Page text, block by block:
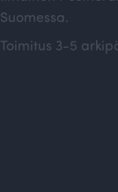
Suomessa.
Toimitus 3-5